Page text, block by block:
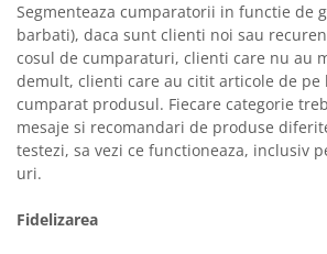
Segmenteaza cumparatorii in functie de
barbati), daca sunt clienti noi sau
cosul de cumparaturi, clienti care nu au
demult, clienti care au citit articole de pe
cumparat produsul. Fiecare categorie
mesaje si recomandari de produse
testezi, sa vezi ce functioneaza, inclusiv
uri.
Fidelizarea